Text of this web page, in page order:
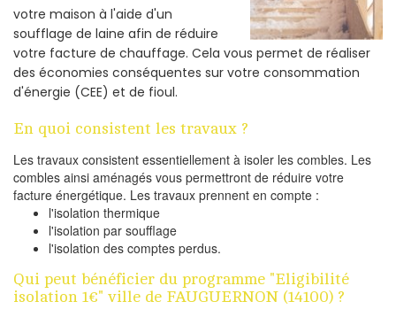
votre maison à l'aide d'un
soufflage de laine afin de réduire
votre facture de chauffage. Cela vous permet de réaliser
des économies conséquentes sur votre consommation
d'énergie (CEE) et de fioul.
En quoi consistent les travaux ?
Les travaux consistent essentiellement à isoler les combles. Les
combles ainsi aménagés vous permettront de réduire votre
facture énergétique. Les travaux prennent en compte :
l'isolation thermique
l'isolation par soufflage
l'isolation des comptes perdus.
Qui peut bénéficier du programme "Eligibilité
isolation 1€" ville de FAUGUERNON (14100) ?